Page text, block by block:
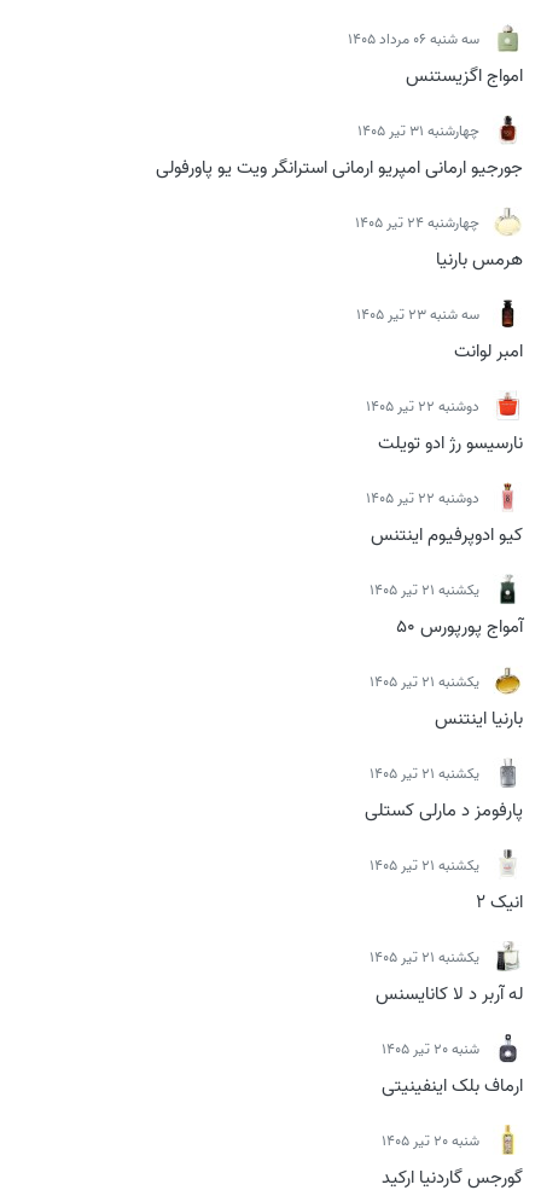
سه شنبه 06 مرداد 1405
امواج اگزیستنس
چهارشنبه 31 تیر 1405
جورجیو ارمانی امپریو ارمانی استرانگر ویت یو پاورفولی
چهارشنبه 24 تیر 1405
هرمس بارنیا
سه شنبه 23 تیر 1405
امبر لوانت
دوشنبه 22 تیر 1405
نارسیسو رژ ادو تویلت
دوشنبه 22 تیر 1405
کیو ادوپرفیوم اینتنس
يكشنبه 21 تیر 1405
آمواج پورپورس 50
يكشنبه 21 تیر 1405
بارنیا اینتنس
يكشنبه 21 تیر 1405
پارفومز د مارلی کستلی
يكشنبه 21 تیر 1405
انیک 2
يكشنبه 21 تیر 1405
له آربر د لا کانایسنس
شنبه 20 تیر 1405
ارماف بلک اینفینیتی
شنبه 20 تیر 1405
گورجس گاردنیا ارکید